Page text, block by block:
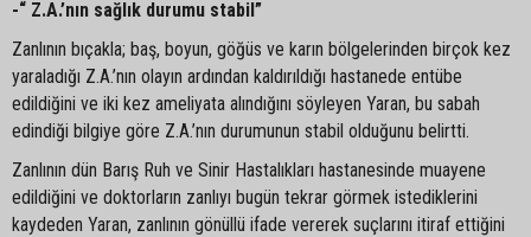
-“ Z.A.’nın sağlık durumu stabil”
Zanlının bıçakla; baş, boyun, göğüs ve karın bölgelerinden birçok kez
yaraladığı Z.A.’nın olayın ardından kaldırıldığı hastanede entübe
edildiğini ve iki kez ameliyata alındığını söyleyen Yaran, bu sabah
edindiği bilgiye göre Z.A.’nın durumunun stabil olduğunu belirtti.
Zanlının dün Barış Ruh ve Sinir Hastalıkları hastanesinde muayene
edildiğini ve doktorların zanlıyı bugün tekrar görmek istediklerini
kaydeden Yaran, zanlının gönüllü ifade vererek suçlarını itiraf ettiğini